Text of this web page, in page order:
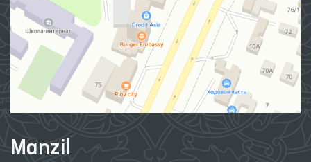
Manzil